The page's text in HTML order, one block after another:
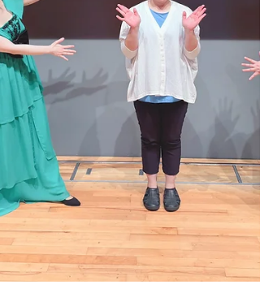
島の今を担われる広島フレンドリークラブ
皆様に是非お聴きいただきたくて選曲しま
た。 続いて、創作朗読付きで山田耕筰さん
の歌曲をお聞きいただく私の定番シリーズ
この曲集はフル演奏版で6曲なのですが、
近は単品で曲をお聞きいただくことが多か
たので、久しぶりに6曲連続で朗読＋演奏
続けてみると、結構しんどかったです(笑)
いツヤッツヤの潤いたっぷり声帯の頃に作